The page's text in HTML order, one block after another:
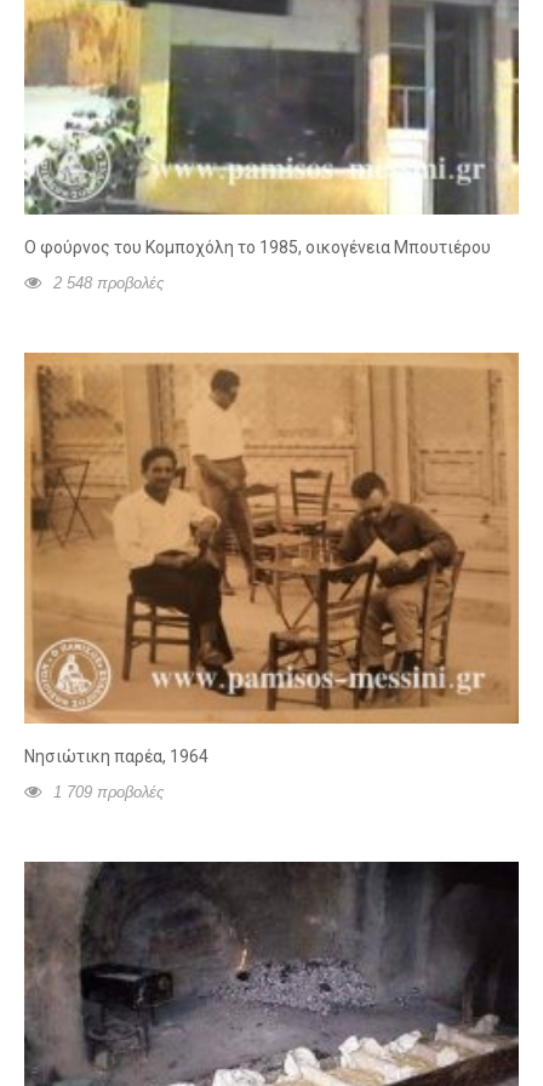
Ο φούρνος του Κομποχόλη το 1985, οικογένεια Μπουτιέρου
2 548 προβολές
Νησιώτικη παρέα, 1964
1 709 προβολές